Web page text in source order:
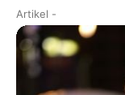
Artikel -